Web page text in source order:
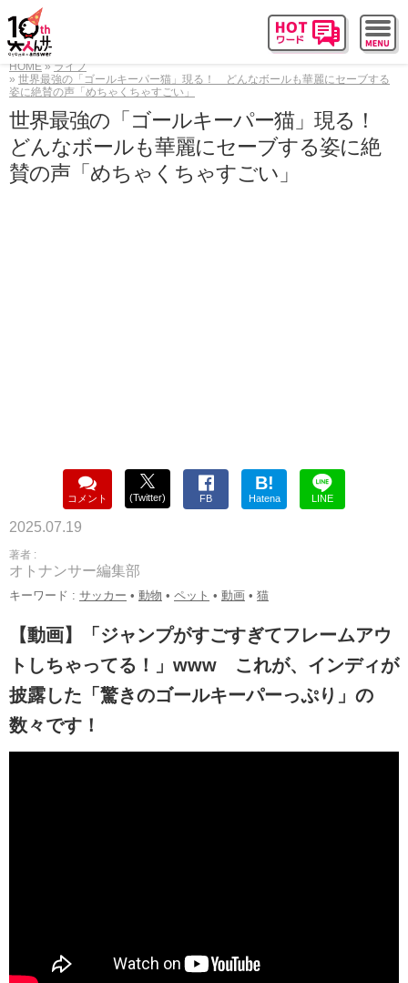
HOME
ライフ
世界最強の「ゴールキーパー猫」現る！ どんなボールも華麗にセーブする
姿に絶賛の声「めちゃくちゃすごい」
世界最強の「ゴールキーパー猫」現る！
どんなボールも華麗にセーブする姿に絶
賛の声「めちゃくちゃすごい」
コメント (Twitter) FB
B!
Hatena LINE
2025.07.19
著者 :
オトナンサー編集部
キーワード : サッカー • 動物 • ペット • 動画 • 猫
【動画】「ジャンプがすごすぎてフレームアウ
トしちゃってる！」www これが、インディが
披露した「驚きのゴールキーパーっぷり」の
数々です！